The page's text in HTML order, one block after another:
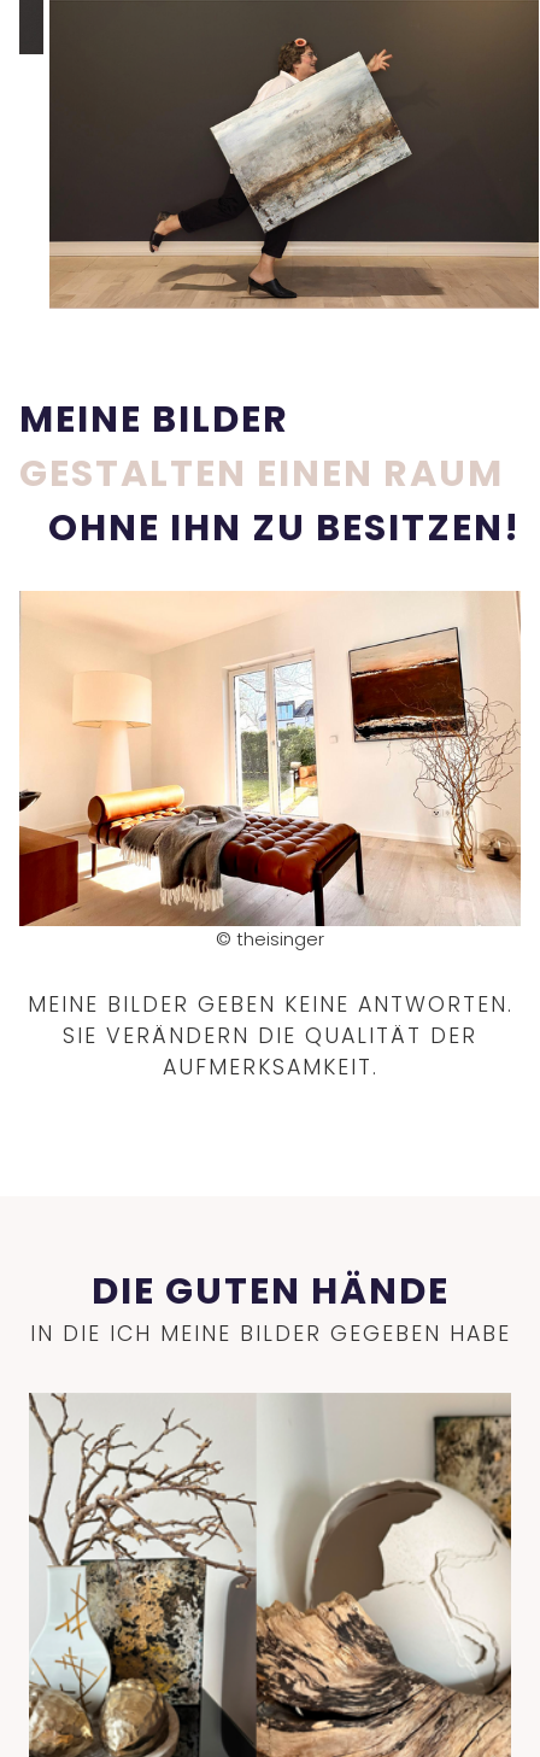
HOME
ÜBER MICH
MEINE BILDER
GESTALTEN EINEN RAUM
OHNE IHN ZU BESITZEN!
© theisinger
MEINE BILDER GEBEN KEINE ANTWORTEN.
SIE VERÄNDERN DIE QUALITÄT DER
AUFMERKSAMKEIT.
DIE GUTEN HÄNDE
IN DIE ICH MEINE BILDER GEGEBEN HABE